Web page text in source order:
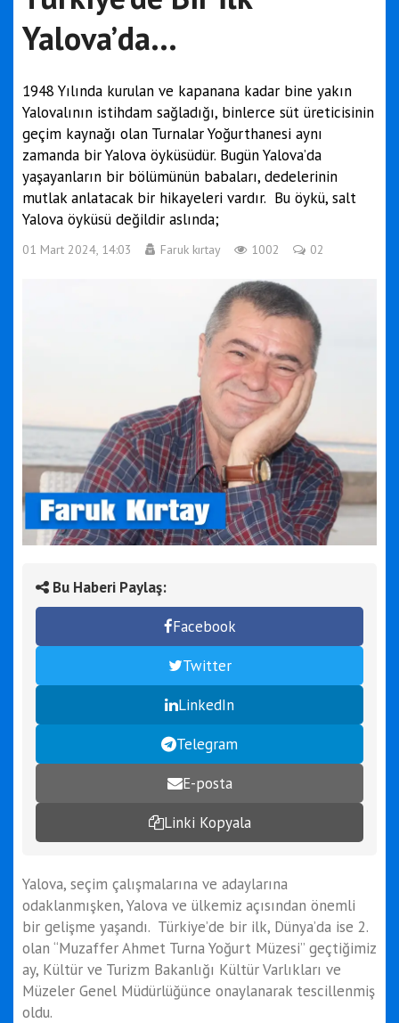
Yalova’da...
1948 Yılında kurulan ve kapanana kadar bine yakın
Yalovalının istihdam sağladığı, binlerce süt üreticisinin
geçim kaynağı olan Turnalar Yoğurthanesi aynı
zamanda bir Yalova öyküsüdür. Bugün Yalova’da
yaşayanların bir bölümünün babaları, dedelerinin
mutlak anlatacak bir hikayeleri vardır. Bu öykü, salt
Yalova öyküsü değildir aslında;
01 Mart 2024, 14:03 Faruk kırtay 1002 02
Bu Haberi Paylaş:
Facebook
Twitter
LinkedIn
Telegram
E-posta
Linki Kopyala
Yalova, seçim çalışmalarına ve adaylarına
odaklanmışken, Yalova ve ülkemiz açısından önemli
bir gelişme yaşandı. Türkiye’de bir ilk, Dünya’da ise 2.
olan “Muzaffer Ahmet Turna Yoğurt Müzesi” geçtiğimiz
ay, Kültür ve Turizm Bakanlığı Kültür Varlıkları ve
Müzeler Genel Müdürlüğünce onaylanarak tescillenmiş
oldu.